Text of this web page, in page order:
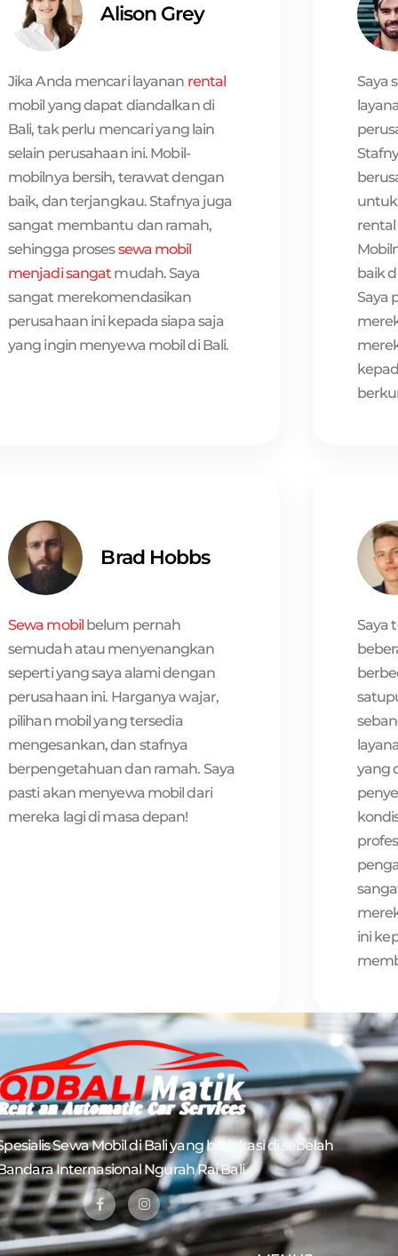
Alison Grey
Jika Anda mencari layanan rental
mobil yang dapat diandalkan di
Bali, tak perlu mencari yang lain
selain perusahaan ini. Mobil-
mobilnya bersih, terawat dengan
baik, dan terjangkau. Stafnya juga
sangat membantu dan ramah,
sehingga prosessewa mobil
menjadi sangat mudah. Saya
sangat merekomendasikan
perusahaan ini kepada siapa saja
yang ingin menyewa mobil di Bali.
Saya
rental
baik
Saya
Brad Hobbs
Sewa mobilbelum pernah
semudah atau menyenangkan
seperti yang saya alami dengan
perusahaan ini. Harganya wajar,
pilihan mobil yang tersedia
mengesankan, dan stafnya
berpengetahuan dan ramah. Saya
pasti akan menyewa mobil dari
mereka lagi di masa depan!
Saya
yang
ini
Sewa Mobil di Baliyang berlokasi di sebelah
Internasional Ngurah Rai Bali.